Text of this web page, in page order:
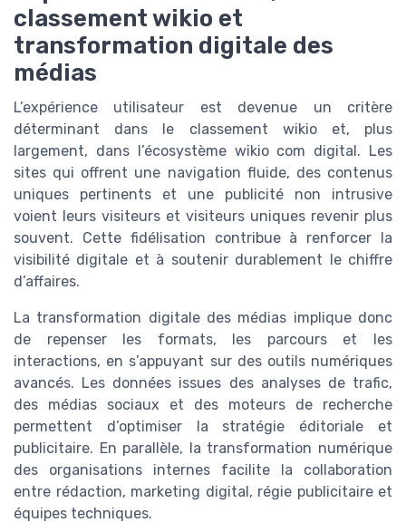
classement wikio et
transformation digitale des
médias
L’expérience utilisateur est devenue un critère
déterminant dans le classement wikio et, plus
largement, dans l’écosystème wikio com digital. Les
sites qui offrent une navigation fluide, des contenus
uniques pertinents et une publicité non intrusive
voient leurs visiteurs et visiteurs uniques revenir plus
souvent. Cette fidélisation contribue à renforcer la
visibilité digitale et à soutenir durablement le chiffre
d’affaires.
La transformation digitale des médias implique donc
de repenser les formats, les parcours et les
interactions, en s’appuyant sur des outils numériques
avancés. Les données issues des analyses de trafic,
des médias sociaux et des moteurs de recherche
permettent d’optimiser la stratégie éditoriale et
publicitaire. En parallèle, la transformation numérique
des organisations internes facilite la collaboration
entre rédaction, marketing digital, régie publicitaire et
équipes techniques.